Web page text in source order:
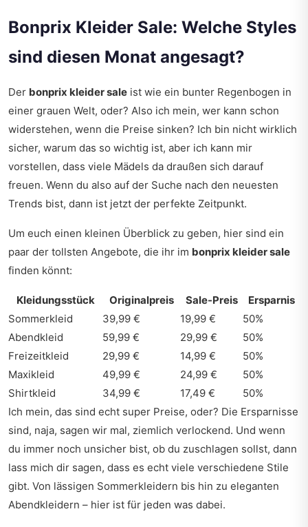
Bonprix Kleider Sale: Welche Styles
sind diesen Monat angesagt?
Der bonprix kleider sale ist wie ein bunter Regenbogen in
einer grauen Welt, oder? Also ich mein, wer kann schon
widerstehen, wenn die Preise sinken? Ich bin nicht wirklich
sicher, warum das so wichtig ist, aber ich kann mir
vorstellen, dass viele Mädels da draußen sich darauf
freuen. Wenn du also auf der Suche nach den neuesten
Trends bist, dann ist jetzt der perfekte Zeitpunkt.
Um euch einen kleinen Überblick zu geben, hier sind ein
paar der tollsten Angebote, die ihr im bonprix kleider sale
finden könnt:
Kleidungsstück Originalpreis Sale-Preis
Ersparnis
Sommerkleid
39,99 € 19,99 €
50%
Abendkleid
59,99 € 29,99 €
50%
Freizeitkleid
29,99 € 14,99 €
50%
Maxikleid
49,99 € 24,99 €
50%
Shirtkleid
34,99 € 17,49 €
50%
Ich mein, das sind echt super Preise, oder? Die Ersparnisse
sind, naja, sagen wir mal, ziemlich verlockend. Und wenn
du immer noch unsicher bist, ob du zuschlagen sollst, dann
lass mich dir sagen, dass es echt viele verschiedene Stile
gibt. Von lässigen Sommerkleidern bis hin zu eleganten
Abendkleidern – hier ist für jeden was dabei.